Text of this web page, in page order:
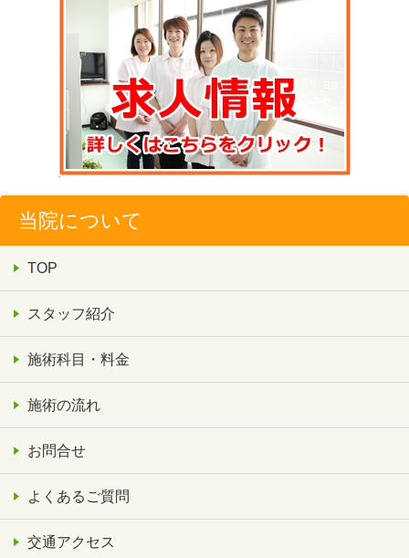
当院について
TOP
スタッフ紹介
施術科目・料金
施術の流れ
お問合せ
よくあるご質問
交通アクセス